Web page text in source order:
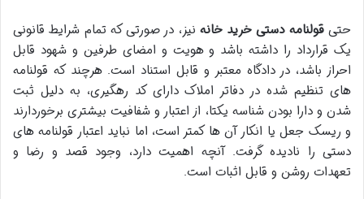
حتیقولنامه دستی خرید خانه نیز، در صورتی که تمام شرایط قانونی
یک قرارداد را داشته باشد و هویت و امضای طرفین و شهود قابل
احراز باشد، در دادگاه معتبر و قابل استناد است. هرچند که قولنامه
های تنظیم شده در دفاتر املاک دارای کد رهگیری، به دلیل ثبت
شدن و دارا بودن شناسه یکتا، از اعتبار و شفافیت بیشتری برخوردارند
و ریسک جعل یا انکار آن ها کمتر است، اما نباید اعتبار قولنامه های
دستی را نادیده گرفت. آنچه اهمیت دارد، وجود قصد و رضا و
تعهدات روشن و قابل اثبات است.